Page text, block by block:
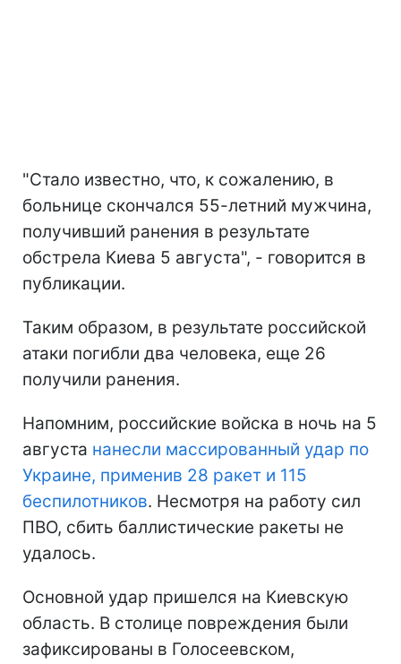
"Стало известно, что, к сожалению, в
больнице скончался 55-летний мужчина,
получивший ранения в результате
обстрела Киева 5 августа", - говорится в
публикации.
Таким образом, в результате российской
атаки погибли два человека, еще 26
получили ранения.
Напомним, российские войска в ночь на 5
августа нанесли массированный удар по
Украине, применив 28 ракет и 115
беспилотников. Несмотря на работу сил
ПВО, сбить баллистические ракеты не
удалось.
Основной удар пришелся на Киевскую
область. В столице повреждения были
зафиксированы в Голосеевском,